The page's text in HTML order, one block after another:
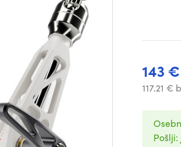
143
117.21 €
Pošlji: